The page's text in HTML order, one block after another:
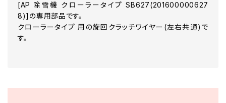
[AP 除雪機 クローラータイプ SB627(201600000627
8)]の専用部品です。
クローラータイプ 用の旋回クラッチワイヤー(左右共通)で
す。